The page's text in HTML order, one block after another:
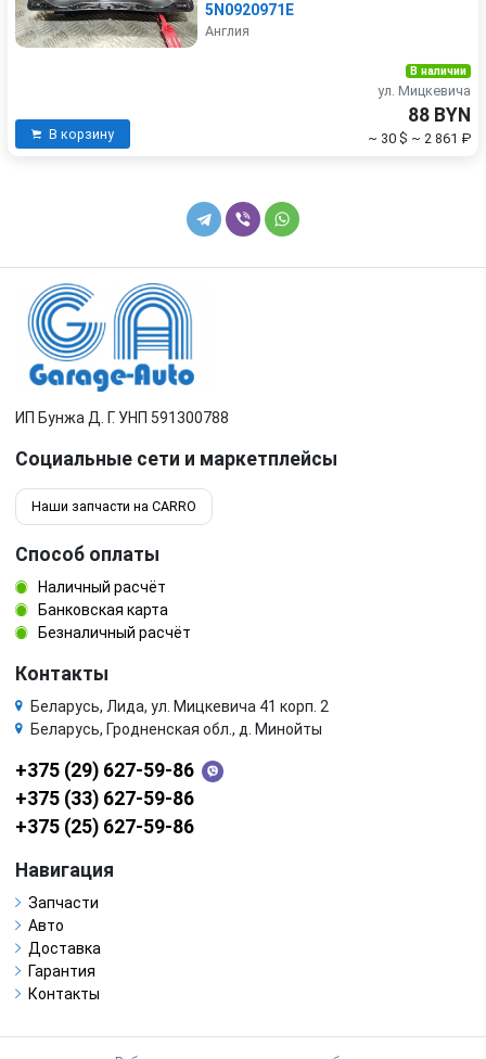
5N0920971E
Англия
В корзину
В наличии
ул. Мицкевича
88 BYN
~ 30 $ ~ 2 861 ₽
ИП Бунжа Д. Г. УНП 591300788
Социальные сети и маркетплейсы
Наши запчасти на CARRO
Способ оплаты
Наличный расчёт
Банковская карта
Безналичный расчёт
Контакты
Беларусь, Лида, ул. Мицкевича 41 корп. 2
Беларусь, Гродненская обл., д. Минойты
+375 (29) 627-59-86
+375 (33) 627-59-86
+375 (25) 627-59-86
Навигация
Запчасти
Авто
Доставка
Гарантия
Контакты